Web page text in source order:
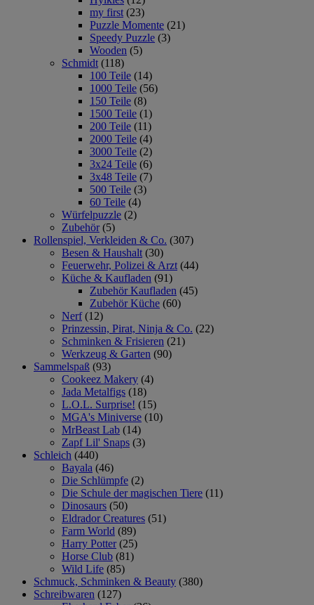
my first (23)
Puzzle Momente (21)
Speedy Puzzle (3)
Wooden (5)
Schmidt (118)
100 Teile (14)
1000 Teile (56)
150 Teile (8)
1500 Teile (1)
200 Teile (11)
2000 Teile (4)
3000 Teile (2)
3x24 Teile (6)
3x48 Teile (7)
500 Teile (3)
60 Teile (4)
Würfelpuzzle (2)
Zubehör (5)
Rollenspiel, Verkleiden & Co. (307)
Besen & Haushalt (30)
Feuerwehr, Polizei & Arzt (44)
Küche & Kaufladen (91)
Zubehör Kaufladen (45)
Zubehör Küche (60)
Nerf (12)
Prinzessin, Pirat, Ninja & Co. (22)
Schminken & Frisieren (21)
Werkzeug & Garten (90)
Sammelspaß (93)
Cookeez Makery (4)
Jada Metalfigs (18)
L.O.L. Surprise! (15)
MGA's Miniverse (10)
MrBeast Lab (14)
Zapf Lil' Snaps (3)
Schleich (440)
Bayala (46)
Die Schlümpfe (2)
Die Schule der magischen Tiere (11)
Dinosaurs (50)
Eldrador Creatures (51)
Farm World (89)
Harry Potter (25)
Horse Club (81)
Wild Life (85)
Schmuck, Schminken & Beauty (380)
Schreibwaren (127)